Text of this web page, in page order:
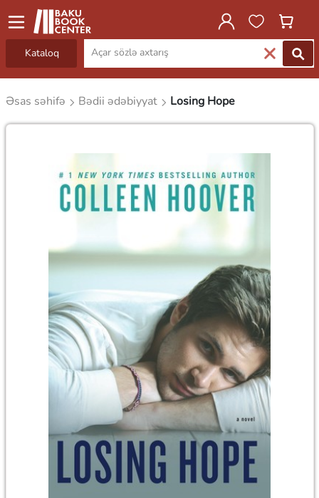
Kataloq
Əsas səhifə Bədii ədəbiyyat Losing Hope